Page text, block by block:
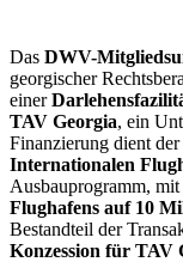
Das DWV-
georgischer
einer
TAV Georgia, ein
Finanzierung dient
Internationalen
Ausbauprogramm,
Flughafens auf 10
Bestandteil der
Konzession für TAV